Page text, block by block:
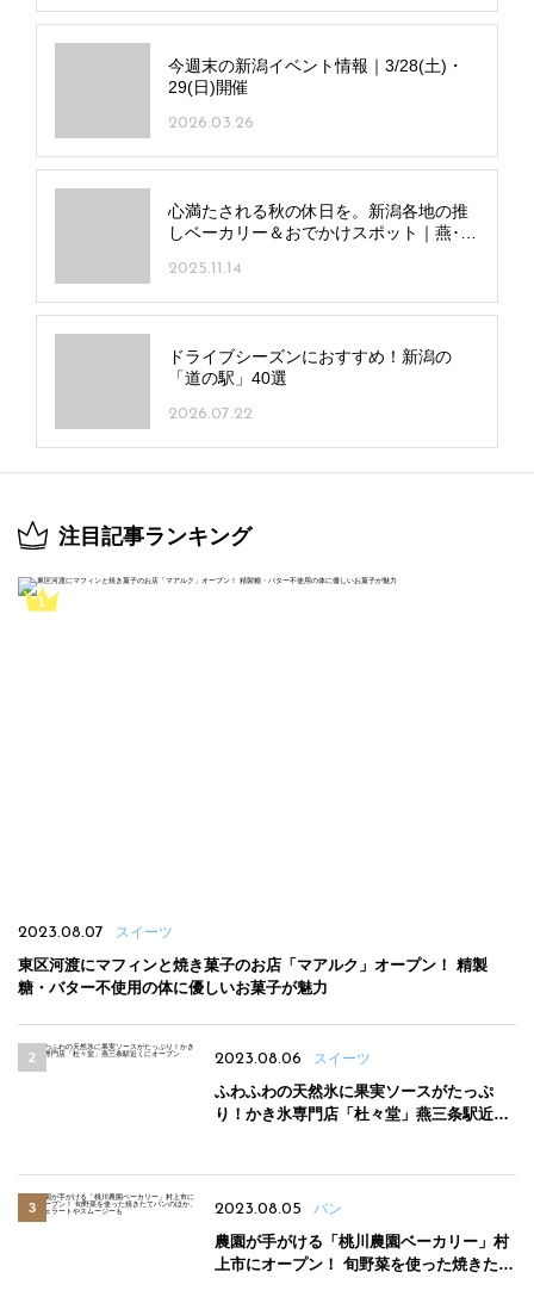
今週末の新潟イベント情報｜3/28(土)・
29(日)開催
2026.03.26
心満たされる秋の休日を。新潟各地の推
しベーカリー＆おでかけスポット｜燕･三
2025.11.14
ドライブシーズンにおすすめ！新潟の
「道の駅」40選
2026.07.22
注目記事ランキング
2023.08.07 スイーツ
東区河渡にマフィンと焼き菓子のお店「マアルク」オープン！ 精製
糖・バター不使用の体に優しいお菓子が魅力
2023.08.06 スイーツ
ふわふわの天然氷に果実ソースがたっぷ
り！かき氷専門店「杜々堂」燕三条駅近く
2023.08.05 パン
農園が手がける「桃川農園ベーカリー」村
上市にオープン！ 旬野菜を使った焼きたて